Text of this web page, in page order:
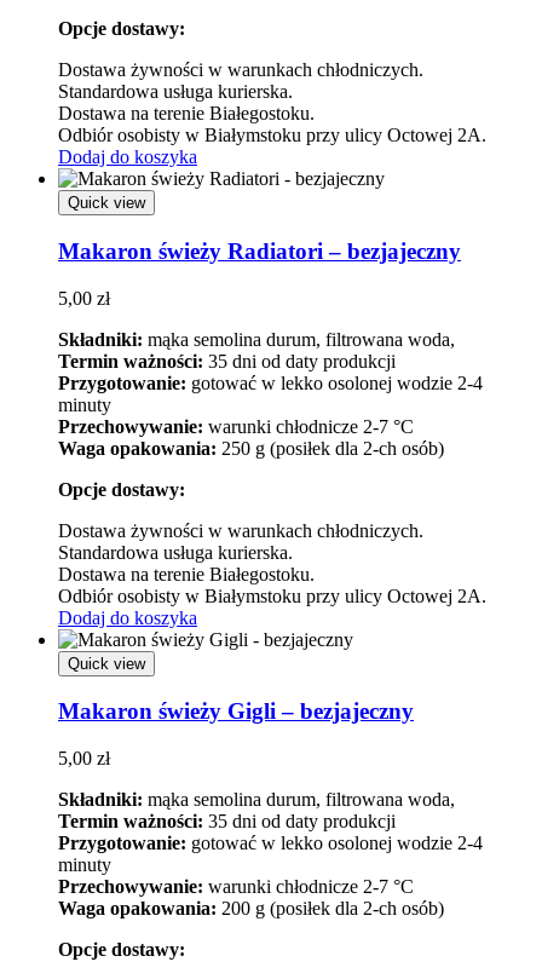
Opcje dostawy:
Dostawa żywności w warunkach chłodniczych.
Standardowa usługa kurierska.
Dostawa na terenie Białegostoku.
Odbiór osobisty w Białymstoku przy ulicy Octowej 2A.
Dodaj do koszyka
Quick view
Makaron świeży Radiatori – bezjajeczny
5,00 zł
Składniki: mąka semolina durum, filtrowana woda,
Termin ważności: 35 dni od daty produkcji
Przygotowanie: gotować w lekko osolonej wodzie 2-4
minuty
Przechowywanie: warunki chłodnicze 2-7 °C
Waga opakowania: 250 g (posiłek dla 2-ch osób)
Opcje dostawy:
Dostawa żywności w warunkach chłodniczych.
Standardowa usługa kurierska.
Dostawa na terenie Białegostoku.
Odbiór osobisty w Białymstoku przy ulicy Octowej 2A.
Dodaj do koszyka
Quick view
Makaron świeży Gigli – bezjajeczny
5,00 zł
Składniki: mąka semolina durum, filtrowana woda,
Termin ważności: 35 dni od daty produkcji
Przygotowanie: gotować w lekko osolonej wodzie 2-4
minuty
Przechowywanie: warunki chłodnicze 2-7 °C
Waga opakowania: 200 g (posiłek dla 2-ch osób)
Opcje dostawy: